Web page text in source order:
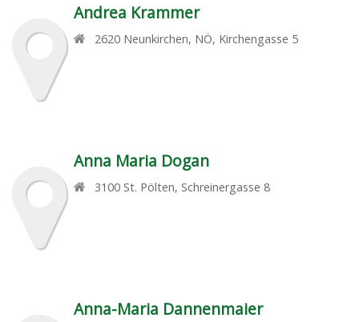
Andrea Krammer
2620 Neunkirchen, NÖ, Kirchengasse 5
Anna Maria Dogan
3100 St. Pölten, Schreinergasse 8
Anna-Maria Dannenmaier